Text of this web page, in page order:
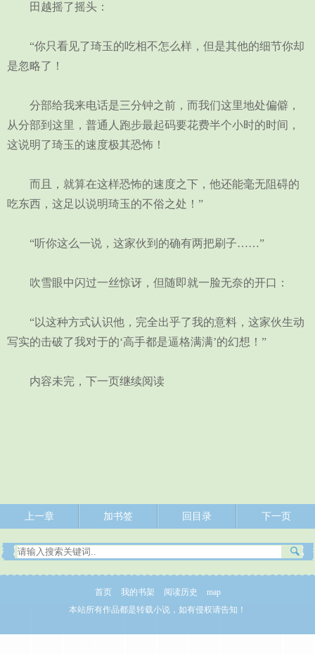
田越摇了摇头：
“你只看见了琦玉的吃相不怎么样，但是其他的细节你却
是忽略了！
分部给我来电话是三分钟之前，而我们这里地处偏僻，
从分部到这里，普通人跑步最起码要花费半个小时的时间，
这说明了琦玉的速度极其恐怖！
而且，就算在这样恐怖的速度之下，他还能毫无阻碍的
吃东西，这足以说明琦玉的不俗之处！”
“听你这么一说，这家伙到的确有两把刷子……”
吹雪眼中闪过一丝惊讶，但随即就一脸无奈的开口：
“以这种方式认识他，完全出乎了我的意料，这家伙生动
写实的击破了我对于的‘高手都是逼格满满’的幻想！”
内容未完，下一页继续阅读
上一章 加书签 回目录 下一页
首页 我的书架 阅读历史
map
本站所有作品都是转载小说，如有侵权请告知！